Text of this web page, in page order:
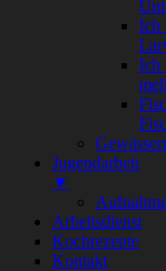
Ich
Ich
Jugendarbeit
▼
Arbeitsdienst
Kochrezepte
Kontakt